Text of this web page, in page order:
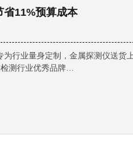
11%预算成本
行业量身定制，金属探测仪送货
测行业优秀品牌…